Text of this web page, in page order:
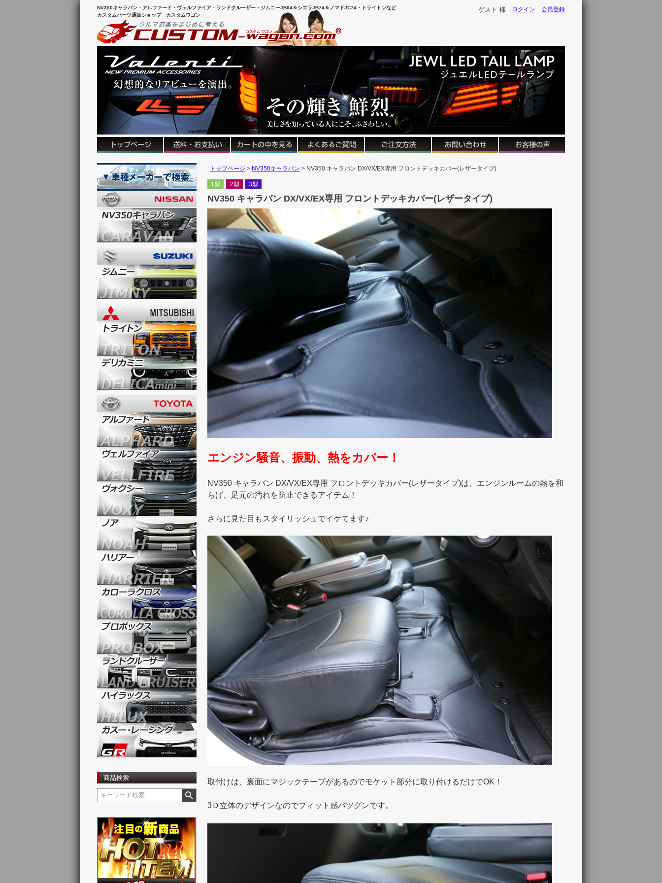
NV350キャラバン・アルファード・ヴェルファイア・ランドクルーザー・ジムニーJB64＆シエラJB74＆ノマドJC74・トライトンなど
カスタムパーツ通販ショップ カスタムワゴン
ゲスト 様 ログイン 会員登録
商品検索
トップページ NV350キャラバン NV350 キャラバン DX/VX/EX専用 フロントデッキカバー(レザータイプ)
1型 2型 3型
NV350 キャラバン DX/VX/EX専用 フロントデッキカバー(レザータイプ)
エンジン騒音、振動、熱をカバー！
NV350 キャラバン DX/VX/EX専用 フロントデッキカバー(レザータイプ)は、エンジンルームの熱を和
らげ、足元の汚れを防止できるアイテム！
さらに見た目もスタイリッシュでイケてます♪
取付けは、裏面にマジックテープがあるのでモケット部分に取り付けるだけでOK！
3Ｄ立体のデザインなのでフィット感バツグンです。